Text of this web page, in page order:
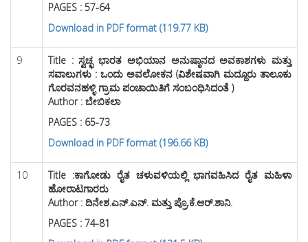
PAGES : 57-64
Download in PDF format (119.77 KB)
9
Title : ಸ್ವಚ್ಛ ಭಾರತ ಅಭಿಯಾನ ಅನುಷ್ಠಾನದ ಅವಕಾಶಗಳು ಮತ್ತು
ಸವಾಲುಗಳು : ಒಂದು ಅವಲೋಕನ (ವಿಶೇಷವಾಗಿ ಮದ್ದೂರು ತಾಲೂಕು
ಗೊರವನಹಳ್ಳಿ ಗ್ರಾಮ ಪಂಚಾಯಿತಿಗೆ ಸಂಬಂಧಿಸಿದಂತೆ )
Author : ಬೇಬಿಕಲಾ
PAGES : 65-73
Download in PDF format (196.66 KB)
10 Title :ಕಾಗೋಡು ರೈತ ಚಳುವಳಿಯಲ್ಲಿ ಭಾಗವಹಿಸಿದ ರೈತ ಮಹಿಳಾ
ಹೋರಾಟಗಾರರು
Author : ದಿನೇಶ.ಎನ್.ಎನ್. ಮತ್ತು ಪ್ರೊ.ಕೆ.ಆರ್.ಶಾನಿ.
PAGES : 74-81